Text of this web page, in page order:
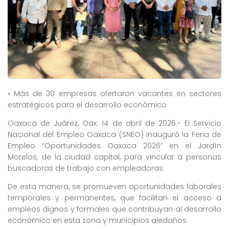
• Más de 30 empresas ofertaron vacantes en sectores
estratégicos para el desarrollo económico
Oaxaca de Juárez, Oax. 14 de abril de 2026.- El Servicio
Nacional del Empleo Oaxaca (SNEO) inauguró la Feria de
Empleo “Oportunidades Oaxaca 2026” en el Jardín
Morelos, de la ciudad capital, para vincular a personas
buscadoras de trabajo con empleadoras.
De esta manera, se promueven oportunidades laborales
temporales y permanentes, que facilitan el acceso a
empleos dignos y formales que contribuyan al desarrollo
económico en esta zona y municipios aledaños.